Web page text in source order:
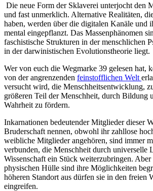
Die neue Form der Sklaverei unterjocht den
und fast unmerklich. Alternative Realitäten,
haben, werden über die digitalen Kanäle und
mental eingepflanzt. Das Massenphänomen
faschistische Strukturen in der menschlichen
in der darwinistischen Evolutionstheorie liegt.
Wer von euch die Wegmarke 39 gelesen hat,
von der angrenzenden feinstofflichen Welt
versucht wird, die Menschheitsentwicklung,
größeren Teil der Menschheit, durch Bildung
Wahrheit zu fördern.
Inkarnationen bedeutender Mitglieder dieser
Bruderschaft nennen, obwohl ihr zahllose
weibliche Mitglieder angehören, sind immer
verbunden, die Menschheit durch universelle
Wissenschaft ein Stück weiterzubringen.
physischen Hülle sind ihre Möglichkeiten
höheren Standort aus dürfen sie in den freien
eingreifen.